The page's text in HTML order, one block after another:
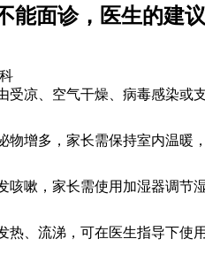
能面诊，医生的建
受凉、空气干燥、病毒感染或
物增多，家长需保持室内温暖
咳嗽，家长需使用加湿器调节
热、流涕，可在医生指导下使